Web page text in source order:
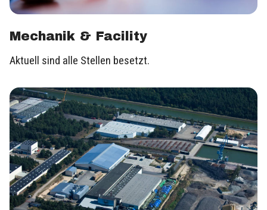
Mechanik & Facility
Aktuell sind alle Stellen besetzt.